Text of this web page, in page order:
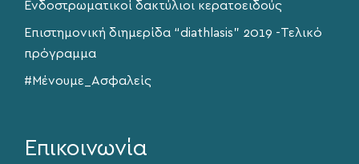
Ενδοστρωματικοί δακτύλιοι κερατοειδούς
Επιστημονική διημερίδα “diathlasis” 2019 -Τελικό
πρόγραμμα
#Μένουμε_Ασφαλείς
Επικοινωνία